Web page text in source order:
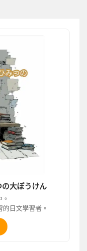
大ぼうけん
日文學習者。